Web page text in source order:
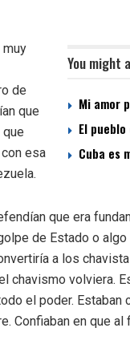
You might
Mi amor
El
Cuba es
muy
de
que
esa
que era
de Estado o
a los
chavismo volviera.
el poder. Estaban
Confiaban en que